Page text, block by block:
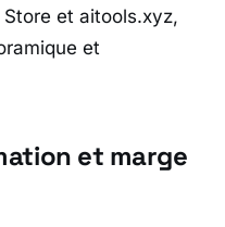
Store et aitools.xyz,
et
et marge